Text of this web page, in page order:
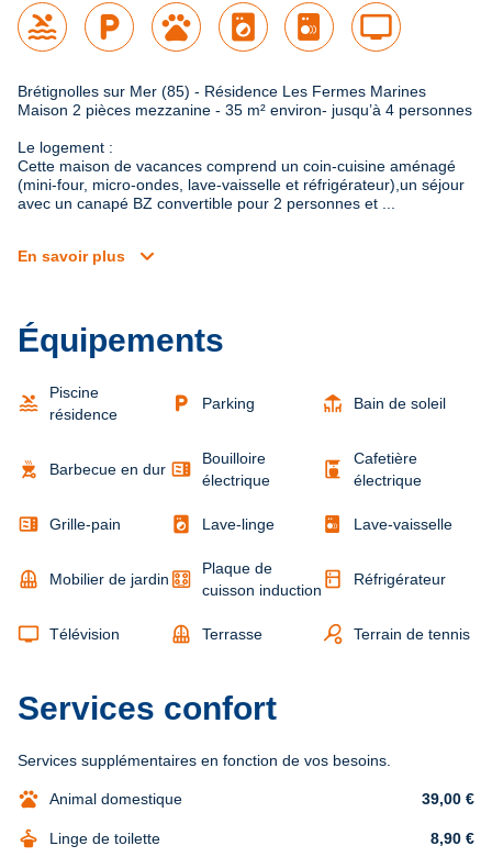
pool local_parking pets local_laundry_service tv
Brétignolles sur Mer (85) - Résidence Les Fermes Marines
Maison 2 pièces mezzanine - 35 m² environ- jusqu’à 4 personnes
Le logement :
Cette maison de vacances comprend un coin-cuisine aménagé
(mini-four, micro-ondes, lave-vaisselle et réfrigérateur),un séjour
avec un canapé BZ convertible pour 2 personnes et ...
En savoir plus expand_more
Équipements
pool
Piscine
résidence
local_parking Parking deck Bain de soleil
outdoor_grill Barbecue en dur microwave
Bouilloire
électrique
coffee_maker
Cafetière
électrique
microwave Grille-pain local_laundry_service Lave-linge Lave-vaisselle
balcony Mobilier de jardin
Plaque de
cuisson induction kitchen Réfrigérateur
tv Télévision balcony Terrasse sports_tennis Terrain de tennis
Services confort
Services supplémentaires en fonction de vos besoins.
pets Animal domestique 39,00 €
dry_cleaning Linge de toilette 8,90 €